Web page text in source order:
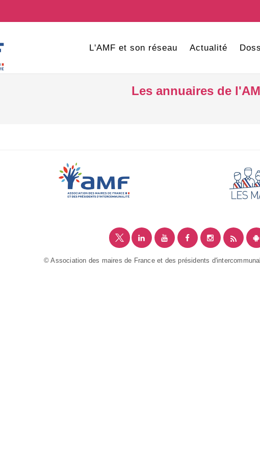
L'AMF et son réseau Actualité
Les annuaires de
© Association des maires de France et des présidents